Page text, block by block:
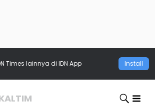
Times lainnya di IDN App Install